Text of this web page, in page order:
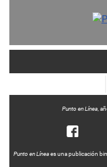
Punto en Línea ,
Punto en Líneaes una publicación